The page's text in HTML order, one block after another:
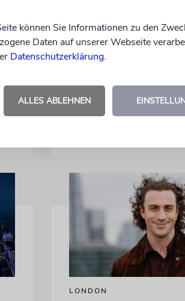
Kulturpolitikpreis
Die Schauspielerin steht
Kamera, sondern engagiert
würdigt diese Leistung mit
Igor Levit ist Laudator
LONDON
können Sie Informationen zu den
Daten auf unserer Webseite
Datenschutzerklärung.
ALLES ABLEHNEN